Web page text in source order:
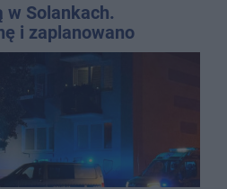
w Solankach.
i zaplanowano